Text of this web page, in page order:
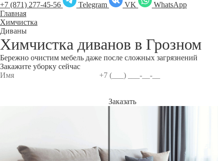
+7 (871) 277-45-56
Telegram VK
WhatsApp
Главная
Химчистка
Диваны
Химчистка диванов в Грозном
Бережно очистим мебель даже после сложных загрязнений
Закажите уборку сейчас
Заказать